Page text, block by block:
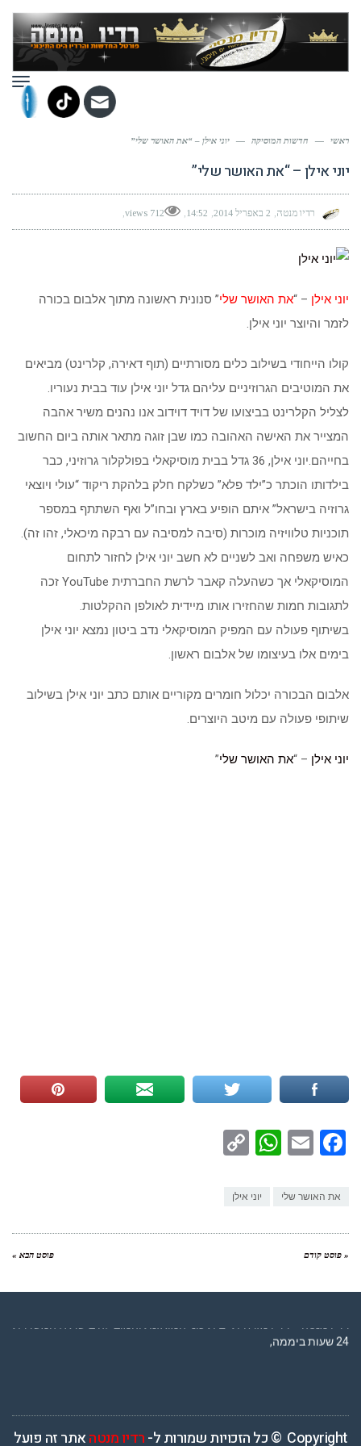
ראשי — חדשות המוסיקה — יוני אילן – “את האושר שלי”
יוני אילן – “את האושר שלי”
רדיו מנטה 2 באפריל 2014 14:52
712 views
יוני אילן – “את האושר שלי” סנונית ראשונה מתוך אלבום בכורה
לזמר והיוצר יוני אילן.
קולו הייחודי בשילוב כלים מסורתיים (תוף דאירה, קלרינט) מביאים
את המוטיבים הגרוזיניים עליהם גדל יוני אילן עוד בבית נעוריו.
לצליל הקלרינט בביצועו של דויד דוידוב אנו נהנים משיר אהבה
המצייר את האישה האהובה כמו שבן זוגה מתאר אותה ביום החשוב
בחייהם.יוני אילן, 36 גדל בבית מוסיקאלי בפולקלור גרוזיני, כבר
בילדותו הוכתר כ”ילד פלא” כשלקח חלק בלהקת ריקוד “עולי ויוצאי
גרוזיה בישראל” איתם הופיע בארץ ובחו”ל ואף השתתף במספר
תוכניות טלוויזיה מוכרות (סיבה למסיבה עם רבקה מיכאלי, זהו זה).
כאיש משפחה ואב לשניים לא חשב יוני אילן לחזור לתחום
המוסיקאלי אך כשהעלה קאבר לרשת החברתית YouTube זכה
לתגובות חמות שהחזירו אותו מיידית לאולפן ההקלטות.
בשיתוף פעולה עם המפיק המוסיקאלי נדב ביטון נמצא יוני אילן
בימים אלו בעיצומו של אלבום ראשון.
אלבום הבכורה יכלול חומרים מקוריים אותם כתב יוני אילן בשילוב
שיתופי פעולה עם מיטב היוצרים.
יוני אילן – “את האושר שלי”
Facebook
Email
WhatsApp
את האושר שלי יוני אילן
« פוסט קודם פוסט הבא »
24 שעות ביממה,
Copyright © כל הזכויות שמורות ל- רדיו מנטהאתר זה פועל